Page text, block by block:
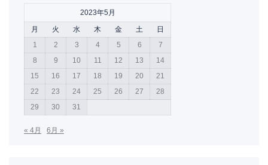
2023年5月
月
火 水 木 金 土
日
1
2 3 4 5 6
7
8
9 10 11 12 13
14
15
16 17 18 19 20
21
22
23 24 25 26 27
28
29
30 31
« 4月 6月 »